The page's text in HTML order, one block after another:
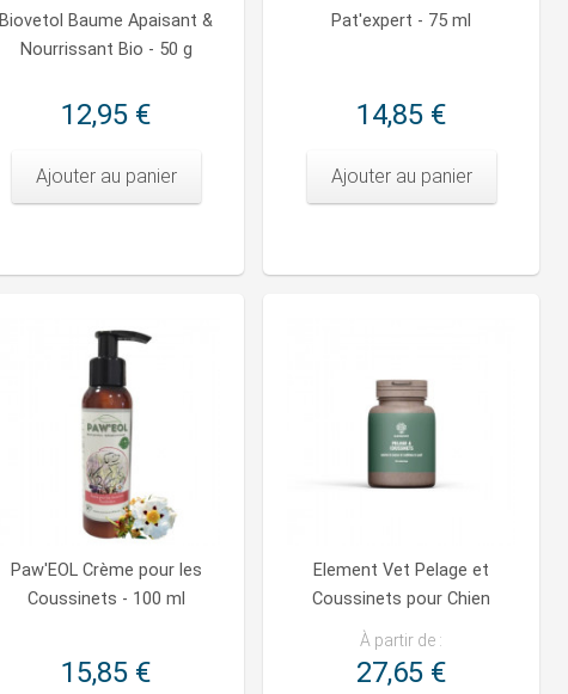
Biovetol Baume Apaisant &
Nourrissant Bio - 50 g
12,95 €
Ajouter au panier
Pat'expert - 75 ml
14,85 €
Ajouter au panier
Paw'EOL Crème pour les
Coussinets - 100 ml
15,85 €
Element Vet Pelage et
Coussinets pour Chien
À partir de :
27,65 €